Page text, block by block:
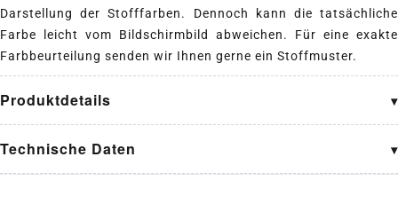
Darstellung der Stofffarben. Dennoch kann die tatsächliche
Farbe leicht vom Bildschirmbild abweichen. Für eine exakte
Farbbeurteilung senden wir Ihnen gerne ein Stoffmuster.
Produktdetails
Technische Daten